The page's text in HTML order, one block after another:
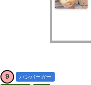
9 ハンバーガー